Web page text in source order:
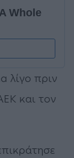
λίγο πριν
και τον